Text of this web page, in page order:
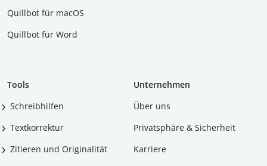
Quillbot für macOS
Quillbot für Word
Tools
Schreibhilfen
Textkorrektur
Zitieren und Originalität
Unternehmen
Über uns
Privatsphäre & Sicherheit
Karriere